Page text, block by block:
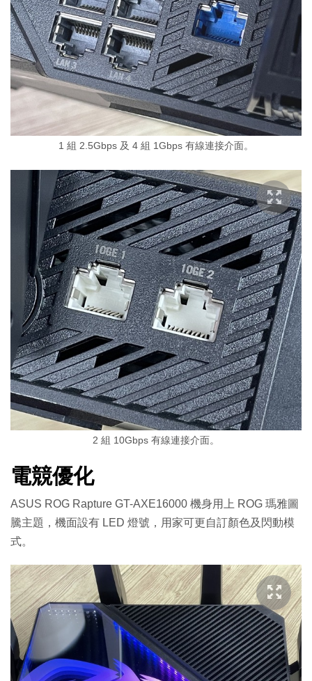
1 組 2.5Gbps 及 4 組 1Gbps 有線連接介面。
2 組 10Gbps 有線連接介面。
電競優化
ASUS ROG Rapture GT-AXE16000 機身用上 ROG 瑪雅圖
騰主題，機面設有 LED 燈號，用家可更自訂顏色及閃動模
式。